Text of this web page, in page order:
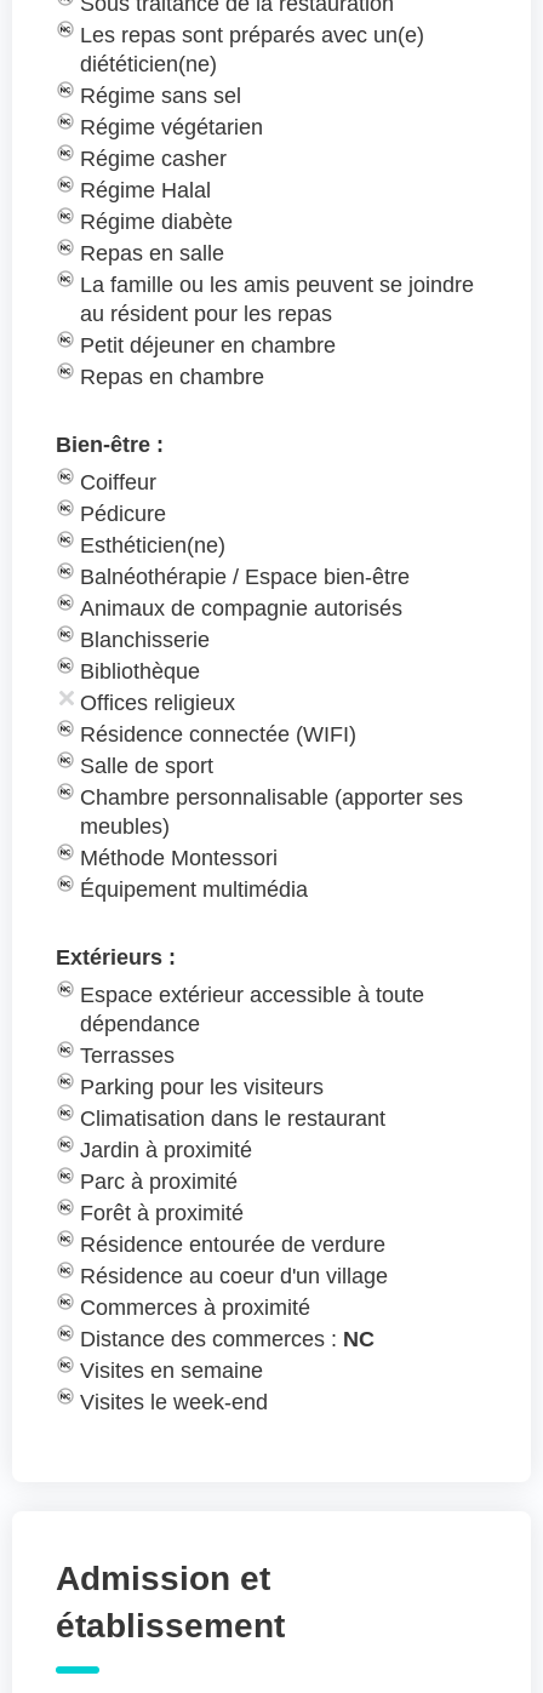
Les repas sont préparés avec un(e)
diététicien(ne)
Régime sans sel
Régime végétarien
Régime casher
Régime Halal
Régime diabète
Repas en salle
La famille ou les amis peuvent se joindre
au résident pour les repas
Petit déjeuner en chambre
Repas en chambre
Bien-être :
Coiffeur
Pédicure
Esthéticien(ne)
Balnéothérapie / Espace bien-être
Animaux de compagnie autorisés
Blanchisserie
Bibliothèque
Offices religieux
Résidence connectée (WIFI)
Salle de sport
Chambre personnalisable (apporter ses
meubles)
Méthode Montessori
Équipement multimédia
Extérieurs :
Espace extérieur accessible à toute
dépendance
Terrasses
Parking pour les visiteurs
Climatisation dans le restaurant
Jardin à proximité
Parc à proximité
Forêt à proximité
Résidence entourée de verdure
Résidence au coeur d'un village
Commerces à proximité
Distance des commerces : NC
Visites en semaine
Visites le week-end
Admission et
établissement